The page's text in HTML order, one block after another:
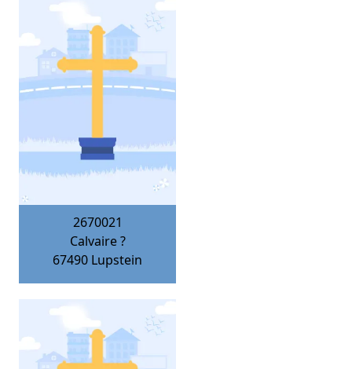
2670021
Calvaire ?
67490 Lupstein